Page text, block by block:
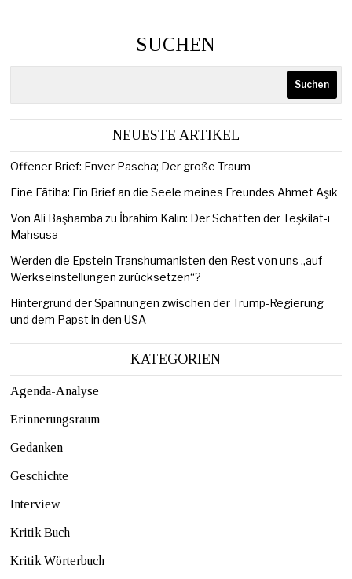
SUCHEN
Suchen
NEUESTE ARTIKEL
Offener Brief: Enver Pascha; Der große Traum
Eine Fātiha: Ein Brief an die Seele meines Freundes Ahmet Aşık
Von Ali Başhamba zu İbrahim Kalın: Der Schatten der Teşkilat-ı
Mahsusa
Werden die Epstein-Transhumanisten den Rest von uns „auf
Werkseinstellungen zurücksetzen“?
Hintergrund der Spannungen zwischen der Trump-Regierung
und dem Papst in den USA
KATEGORIEN
Agenda-Analyse
Erinnerungsraum
Gedanken
Geschichte
Interview
Kritik Buch
Kritik Wörterbuch